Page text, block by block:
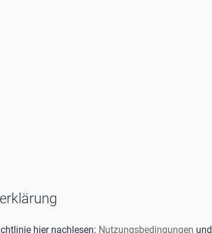
hier nachlesen: Nutzungsbedingungen und